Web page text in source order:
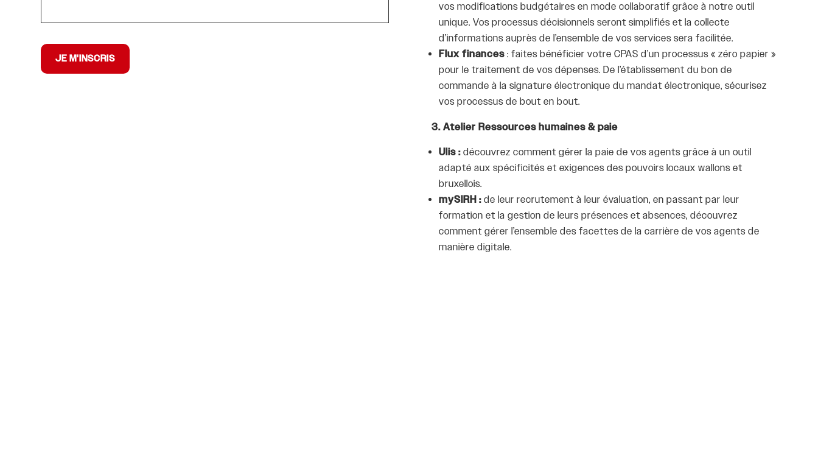
JE M'INSCRIS
vos modifications budgétaires en mode collaboratif grâce à notre outil
unique. Vos processus décisionnels seront simplifiés et la collecte
d’informations auprès de l’ensemble de vos services sera facilitée.
Flux finances: faites bénéficier votre CPAS d’un processus « zéro papier »
pour le traitement de vos dépenses. De l’établissement du bon de
commande à la signature électronique du mandat électronique, sécurisez
vos processus de bout en bout.
3. Atelier Ressources humaines & paie
Ulis :découvrez comment gérer la paie de vos agents grâce à un outil
adapté aux spécificités et exigences des pouvoirs locaux wallons et
bruxellois.
mySIRH :de leur recrutement à leur évaluation, en passant par leur
formation et la gestion de leurs présences et absences, découvrez
comment gérer l’ensemble des facettes de la carrière de vos agents de
manière digitale.